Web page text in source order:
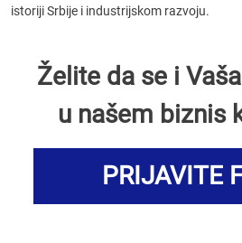
istoriji Srbije i industrijskom razvoju.
Želite da se i
u našem biznis
PRIJAVITE